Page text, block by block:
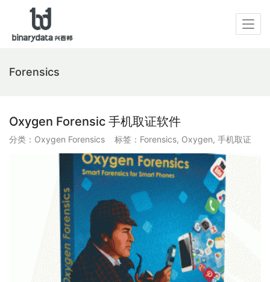
Forensics
Oxygen Forensic 手机取证软件
分类： Oxygen Forensics 标签： Forensics, Oxygen, 手机取证